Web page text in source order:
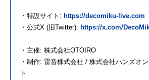
・特設サイト: https://decomiku-live.com
・公式X (旧Twitter): https://x.com/
・主催: 株式会社OTOIRO
・制作: 雷音株式会社 / 株式会社ハンズオ
ト